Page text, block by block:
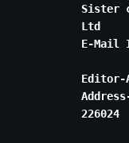
Sister
Ltd
E-Mail
Editor-
226024